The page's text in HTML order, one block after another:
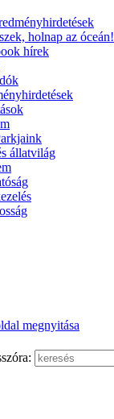
holnap az óceán!
hírek
állatvilág